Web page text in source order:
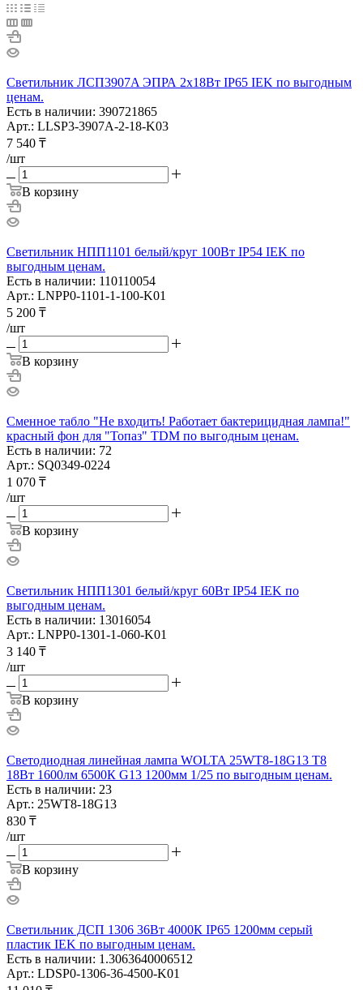
Светильник ЛСП3907A ЭПРА 2х18Вт IP65 IEK по выгодным
ценам.
Есть в наличии: 390721865
Арт.: LLSP3-3907A-2-18-K03
7 540 ₸
/шт
В корзину
Светильник НПП1101 белый/круг 100Вт IP54 IEK по
выгодным ценам.
Есть в наличии: 110110054
Арт.: LNPP0-1101-1-100-K01
5 200 ₸
/шт
В корзину
Сменное табло "Не входить! Работает бактерицидная лампа!"
красный фон для "Топаз" TDM по выгодным ценам.
Есть в наличии: 72
Арт.: SQ0349-0224
1 070 ₸
/шт
В корзину
Светильник НПП1301 белый/круг 60Вт IP54 IEK по
выгодным ценам.
Есть в наличии: 13016054
Арт.: LNPP0-1301-1-060-K01
3 140 ₸
/шт
В корзину
Светодиодная линейная лампа WOLTA 25WT8-18G13 T8
18Вт 1600лм 6500К G13 1200мм 1/25 по выгодным ценам.
Есть в наличии: 23
Арт.: 25WT8-18G13
830 ₸
/шт
В корзину
Светильник ДСП 1306 36Вт 4000К IP65 1200мм серый
пластик IEK по выгодным ценам.
Есть в наличии: 1.3063640006512
Арт.: LDSP0-1306-36-4500-K01